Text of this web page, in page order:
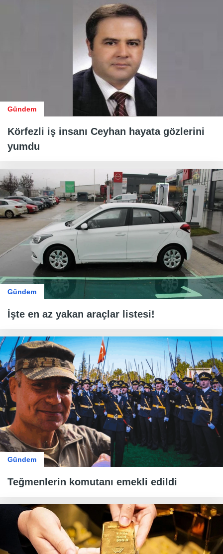
Gündem
Körfezli iş insanı Ceyhan hayata gözlerini
yumdu
Gündem
İşte en az yakan araçlar listesi!
Gündem
Teğmenlerin komutanı emekli edildi